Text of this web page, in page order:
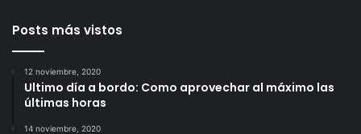
Posts más vistos
12 noviembre, 2020
Ultimo día a bordo: Como aprovechar al máximo las
últimas horas
14 noviembre, 2020